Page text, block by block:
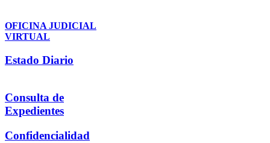
OFICINA JUDICIAL
VIRTUAL
Estado Diario
Consulta de
Expedientes
Confidencialidad